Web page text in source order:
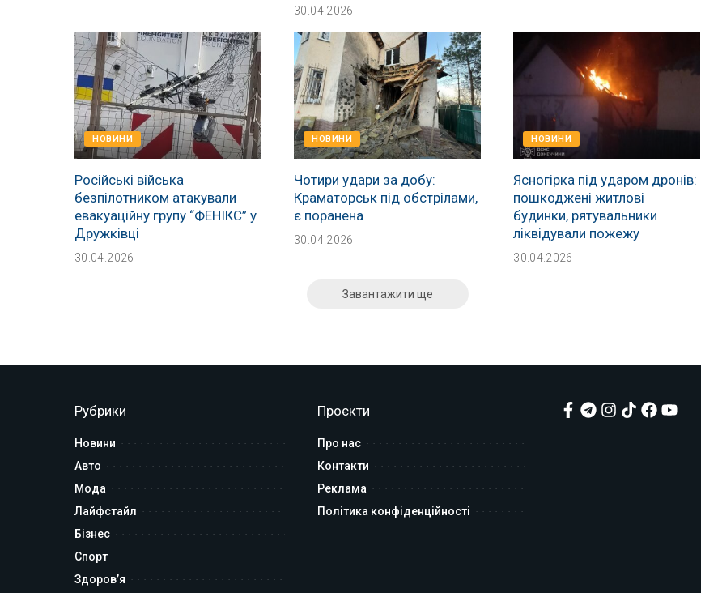
30.04.2026
НОВИНИ
Російські війська
безпілотником атакували
евакуаційну групу “ФЕНІКС” у
Дружківці
30.04.2026
НОВИНИ
Чотири удари за добу:
Краматорськ під обстрілами,
є поранена
30.04.2026
НОВИНИ
Ясногірка під ударом дронів:
пошкоджені житлові
будинки, рятувальники
ліквідували пожежу
30.04.2026
Завантажити ще
Рубрики
Новини
Авто
Мода
Лайфстайл
Бізнес
Спорт
Здоров’я
Проєкти
Про нас
Контакти
Реклама
Політика конфіденційності